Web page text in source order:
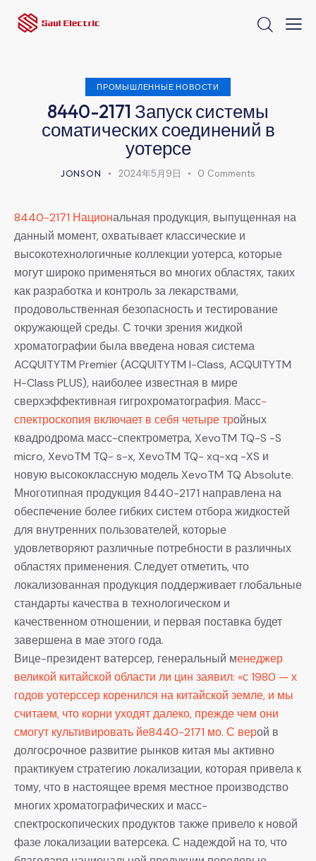
ПРОМЫШЛЕННЫЕ НОВОСТИ
8440-2171 Запуск системы
соматических соединений в
уотерсе
JONSON 2024年5月9日 0 Comments
8440-2171 Национальная продукция, выпущенная на
данный момент, охватывает классические и
высокотехнологичные коллекции уотерса, которые
могут широко применяться во многих областях, таких
как разработка и контроль за лекарствами,
продовольственная безопасность и тестирование
окружающей среды. С точки зрения жидкой
хроматографии была введена новая система
ACQUITYTM Premier (ACQUITYTM I-Class, ACQUITYTM
H-Class PLUS), наиболее известная в мире
сверхэффективная гигрохроматография. Масс-
спектроскопия включает в себя четыре тройных
квадродрома масс-спектрометра, XevoTM TQ-S -S
micro, XevoTM TQ- s-x, XevoTM TQ- xq-xq -XS и
новую высококлассную модель XevoTM TQ Absolute.
Многотипная продукция 8440-2171 направлена на
обеспечение более гибких систем отбора жидкостей
для внутренних пользователей, которые
удовлетворяют различные потребности в различных
областях применения. Следует отметить, что
локализованная продукция поддерживает глобальные
стандарты качества в технологическом и
качественном отношении, и первая поставка будет
завершена в мае этого года.
Вице-президент ватерсер, генеральный менеджер
великой китайской области ли цин заявил: «с 1980 — х
годов уотерссер коренился на китайской земле, и мы
считаем, что корни уходят далеко, прежде чем они
смогут культивировать йе8440-2171 мо. С верой в
долгосрочное развитие рынков китая мы активно
практикуем стратегию локализации, которая привела к
тому, что в настоящее время местное производство
многих хроматографических и масс-
спектроскопических продуктов также привело к новой
фазе локализации ватерсека. С надеждой на то, что